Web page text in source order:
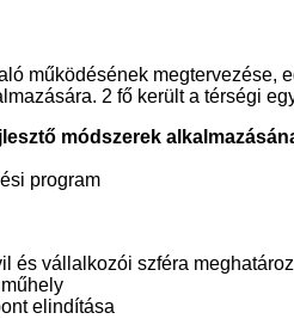
működésének megtervezése,
2 fő került a térségi
módszerek
program
és vállalkozói szféra
elindítása